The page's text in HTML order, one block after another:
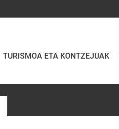
TURISMOA ETA KONTZEJUAK